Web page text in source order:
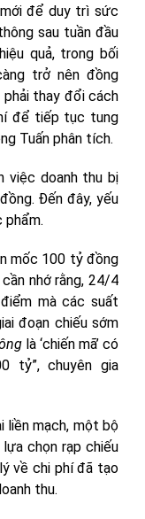
để duy trì sức
sau tuần đầu
quả, trong bối
trở nên đồng
thay đổi cách
để tiếp tục tung
Tuấn phân tích.
việc doanh thu bị
Đến đây, yếu
mốc 100 tỷ đồng
nhớ rằng, 24/4
mà các suất
đoạn chiếu sớm
là ‘chiến mã’ có
tỷ”, chuyên gia
liền mạch, một bộ
lựa chọn rạp chiếu
về chi phí đã tạo
thu.